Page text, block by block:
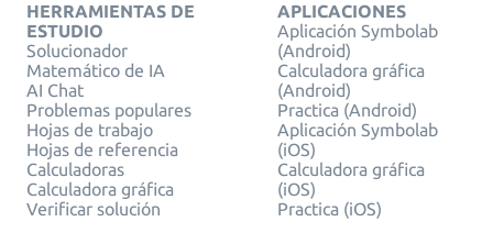
HERRAMIENTAS DE
ESTUDIO
Solucionador
Matemático de IA
AI Chat
Problemas populares
Hojas de trabajo
Hojas de referencia
Calculadoras
Calculadora gráfica
Verificar solución
APLICACIONES
Aplicación Symbolab
(Android)
Calculadora gráfica
(Android)
Practica (Android)
Aplicación Symbolab
(iOS)
Calculadora gráfica
(iOS)
Practica (iOS)